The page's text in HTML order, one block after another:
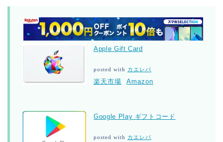
Apple Gift Card
posted with カエレバ
楽天市場 Amazon
Google Play ギフトコード
posted with カエレバ